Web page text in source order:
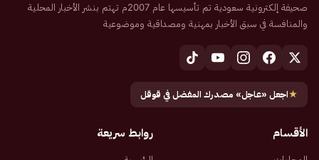
صحيفة إلكترونية سعودية تم تأسيسها عام 2007م تهتم بنشر الأخبار المحلية
والمنافسة في سبق الأخبار بمهنية ومصداقية وموضوعية
★اجعل «عاجل» مصدرك المفضل في قوقل
الأقسام روابط سريعة